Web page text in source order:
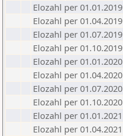
Elozahl per 01.01.2019
Elozahl per 01.04.2019
Elozahl per 01.07.2019
Elozahl per 01.10.2019
Elozahl per 01.01.2020
Elozahl per 01.04.2020
Elozahl per 01.07.2020
Elozahl per 01.10.2020
Elozahl per 01.01.2021
Elozahl per 01.04.2021